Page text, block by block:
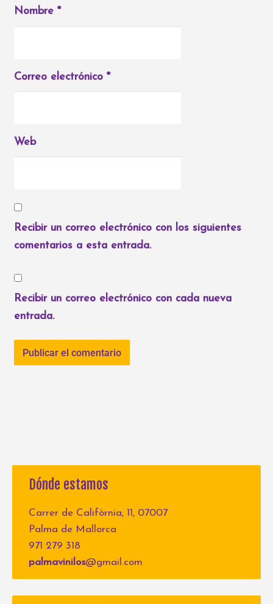
Nombre *
Correo electrónico *
Web
Recibir un correo electrónico con los siguientes
comentarios a esta entrada.
Recibir un correo electrónico con cada nueva
entrada.
Dónde estamos
Carrer de Califòrnia, 11, 07007
Palma de Mallorca
971 279 318
palmavinilos@gmail.com